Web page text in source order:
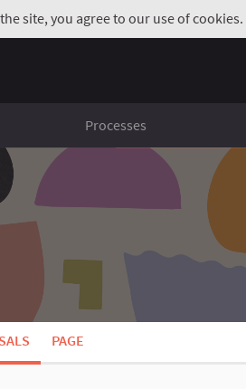
site, you agree to our use of cookies.
Processes
PAGE